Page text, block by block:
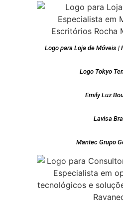
Logo para Loja de Móveis |
Logo Tokyo
Emily Luz
Lavisa
Mantec Grupo